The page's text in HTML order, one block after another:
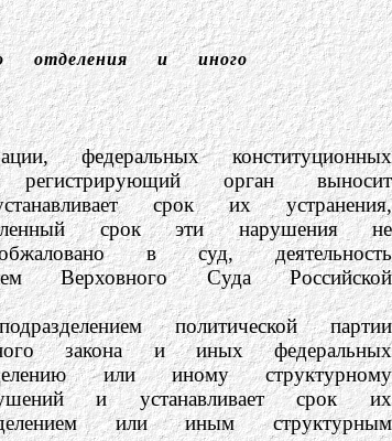
отделения и иного
конституционных
орган выносит
срок их устранения,
срок эти нарушения не
в суд, деятельность
Верховного Суда Российской
политической партии
закона и иных федеральных
или иному структурному
и устанавливает срок их
или иным структурным